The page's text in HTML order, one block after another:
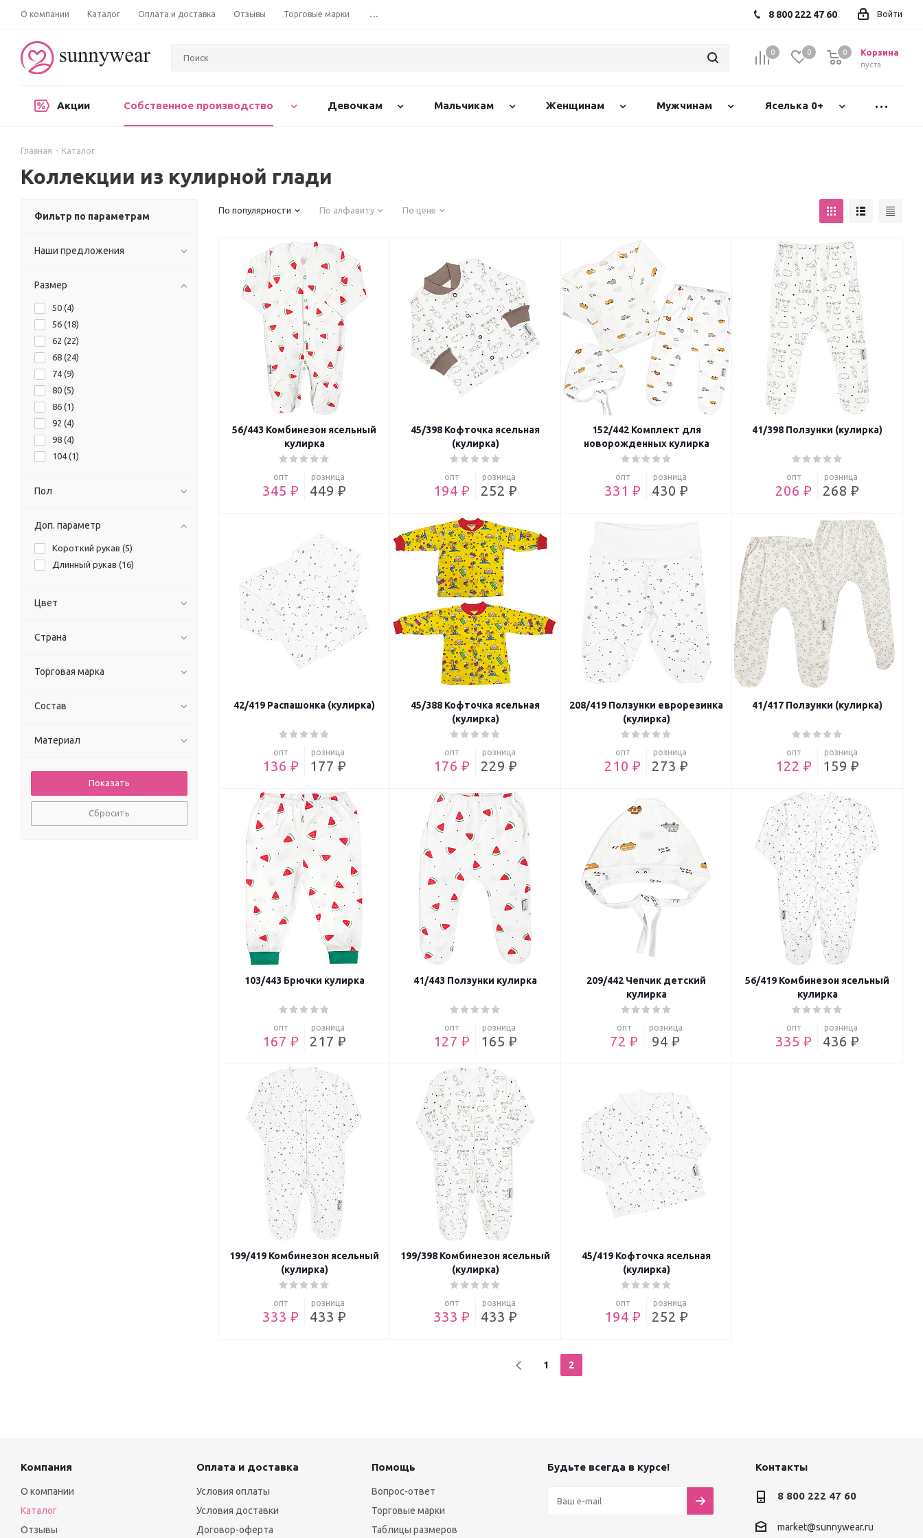
О компании Каталог Оплата и доставка Отзывы Торговые марки ... Войти
8 800 222 47 60
0 0 Корзина
пуста
0
Акции Собственное производство Девочкам Мальчикам Женщинам Мужчинам Яселька 0+
Главная - Каталог
Коллекции из кулирной глади
По популярности По алфавиту По цене
56/443 Комбинезон ясельный
кулирка
опт
345 ₽
розница
449 ₽
45/398 Кофточка ясельная
(кулирка)
опт
194 ₽
розница
252 ₽
152/442 Комплект для
новорожденных кулирка
опт
331 ₽
розница
430 ₽
41/398 Ползунки (кулирка)
опт
206 ₽
розница
268 ₽
42/419 Распашонка (кулирка)
опт
136 ₽
розница
177 ₽
45/388 Кофточка ясельная
(кулирка)
опт
176 ₽
розница
229 ₽
208/419 Ползунки еврорезинка
(кулирка)
опт
210 ₽
розница
273 ₽
41/417 Ползунки (кулирка)
опт
122 ₽
розница
159 ₽
103/443 Брючки кулирка
опт
167 ₽
розница
217 ₽
41/443 Ползунки кулирка
опт
127 ₽
розница
165 ₽
209/442 Чепчик детский
кулирка
опт
72 ₽
розница
94 ₽
56/419 Комбинезон ясельный
кулирка
опт
335 ₽
розница
436 ₽
199/419 Комбинезон ясельный
(кулирка)
опт
333 ₽
розница
433 ₽
199/398 Комбинезон ясельный
(кулирка)
опт
333 ₽
розница
433 ₽
45/419 Кофточка ясельная
(кулирка)
опт
194 ₽
розница
252 ₽
1 2
Фильтр по параметрам
Наши предложения
Размер
50 (4)
56 (18)
62 (22)
68 (24)
74 (9)
80 (5)
86 (1)
92 (4)
98 (4)
104 (1)
Пол
Доп. параметр
Короткий рукав (5)
Длинный рукав (16)
Цвет
Страна
Торговая марка
Состав
Материал
Сбросить
Компания
О компании
Каталог
Отзывы
Оплата и доставка
Условия оплаты
Условия доставки
Договор-оферта
Помощь
Вопрос-ответ
Торговые марки
Таблицы размеров
Будьте всегда в курсе! Контакты
8 800 222 47 60
market@sunnywear.ru